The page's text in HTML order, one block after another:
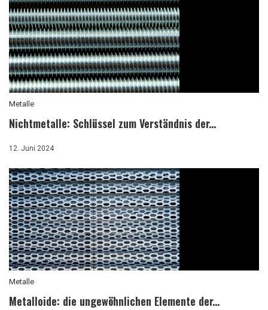
Metalle
Nichtmetalle: Schlüssel zum Verständnis der...
12. Juni 2024
Metalle
Metalloide: die ungewöhnlichen Elemente der...